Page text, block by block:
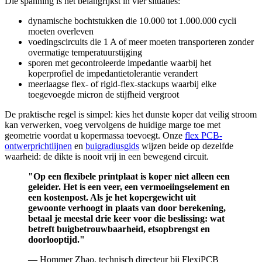
dynamische bochtstukken die 10.000 tot 1.000.000 cycli
moeten overleven
voedingscircuits die 1 A of meer moeten transporteren zonder
overmatige temperatuurstijging
sporen met gecontroleerde impedantie waarbij het
koperprofiel de impedantietolerantie verandert
meerlaagse flex- of rigid-flex-stackups waarbij elke
toegevoegde micron de stijfheid vergroot
De praktische regel is simpel: kies het dunste koper dat veilig stroom
kan verwerken, voeg vervolgens de huidige marge toe met
geometrie voordat u kopermassa toevoegt. Onze flex PCB-
ontwerprichtlijnen en buigradiusgids wijzen beide op dezelfde
waarheid: de dikte is nooit vrij in een bewegend circuit.
"Op een flexibele printplaat is koper niet alleen een
geleider. Het is een veer, een vermoeiingselement en
een kostenpost. Als je het kopergewicht uit
gewoonte verhoogt in plaats van door berekening,
betaal je meestal drie keer voor die beslissing: wat
betreft buigbetrouwbaarheid, etsopbrengst en
doorlooptijd."
— Hommer Zhao, technisch directeur bij FlexiPCB